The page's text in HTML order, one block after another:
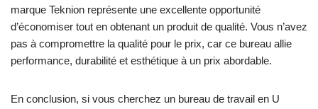
marque Teknion représente une excellente opportunité
d’économiser tout en obtenant un produit de qualité. Vous n’avez
pas à compromettre la qualité pour le prix, car ce bureau allie
performance, durabilité et esthétique à un prix abordable.
En conclusion, si vous cherchez un bureau de travail en U